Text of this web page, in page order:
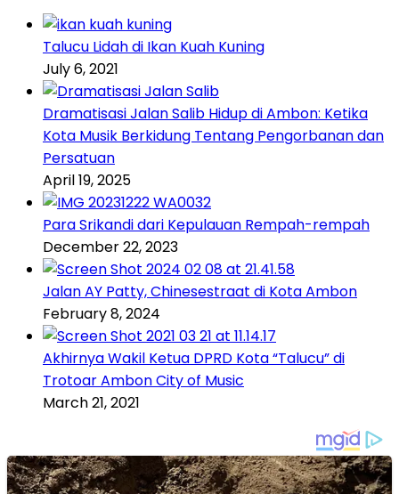
Talucu Lidah di Ikan Kuah Kuning
July 6, 2021
Dramatisasi Jalan Salib Hidup di Ambon: Ketika
Kota Musik Berkidung Tentang Pengorbanan dan
Persatuan
April 19, 2025
Para Srikandi dari Kepulauan Rempah-rempah
December 22, 2023
Jalan AY Patty, Chinesestraat di Kota Ambon
February 8, 2024
Akhirnya Wakil Ketua DPRD Kota “Talucu” di
Trotoar Ambon City of Music
March 21, 2021